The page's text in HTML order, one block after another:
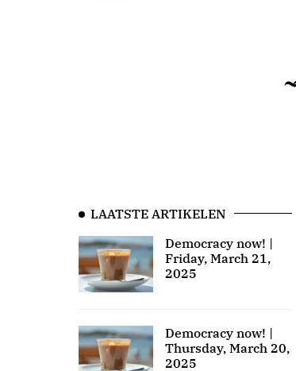
LAATSTE ARTIKELEN
Democracy now! |
Friday, March 21,
2025
Democracy now! |
Thursday, March 20,
2025